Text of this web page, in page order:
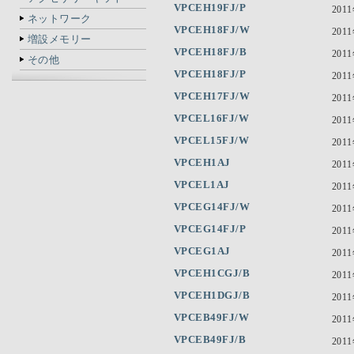
ネットワーク
増設メモリー
その他
VPCEH19FJ/P
VPCEH18FJ/W
VPCEH18FJ/B
VPCEH18FJ/P
VPCEH17FJ/W
VPCEL16FJ/W
VPCEL15FJ/W
VPCEH1AJ
VPCEL1AJ
VPCEG14FJ/W
VPCEG14FJ/P
VPCEG1AJ
VPCEH1CGJ/B
VPCEH1DGJ/B
VPCEB49FJ/W
VPCEB49FJ/B